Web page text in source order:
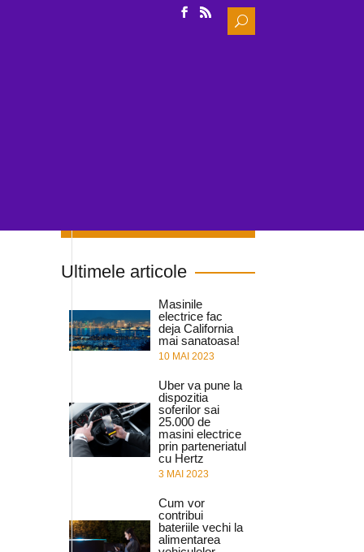
Search
for:
Ultimele articole
Masinile
electrice fac
deja California
mai sanatoasa!
10 MAI 2023
Uber va pune la
dispozitia
soferilor sai
25.000 de
masini electrice
prin parteneriatul
cu Hertz
3 MAI 2023
Cum vor
contribui
bateriile vechi la
alimentarea